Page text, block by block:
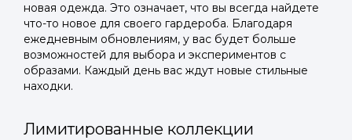
новая одежда. Это означает, что вы всегда найдете
что-то новое для своего гардероба. Благодаря
ежедневным обновлениям, у вас будет больше
возможностей для выбора и экспериментов с
образами. Каждый день вас ждут новые стильные
находки.
Лимитированные коллекции